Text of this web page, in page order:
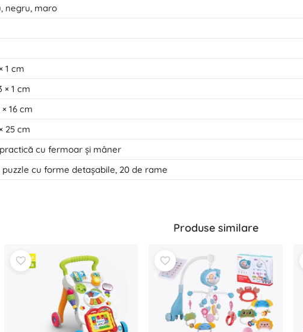
negru, maro
1 cm
× 1 cm
× 16 cm
25 cm
cu fermoar și mâner
puzzle cu forme detașabile, 20 de rame
Produse similare